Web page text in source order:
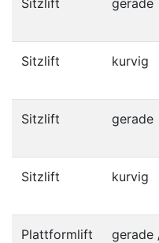
Sitzlift kurvig
Sitzlift gerade
Sitzlift kurvig
Plattformlift
gerade